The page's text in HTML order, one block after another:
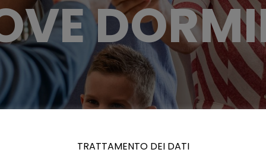
TRATTAMENTO DEI DATI